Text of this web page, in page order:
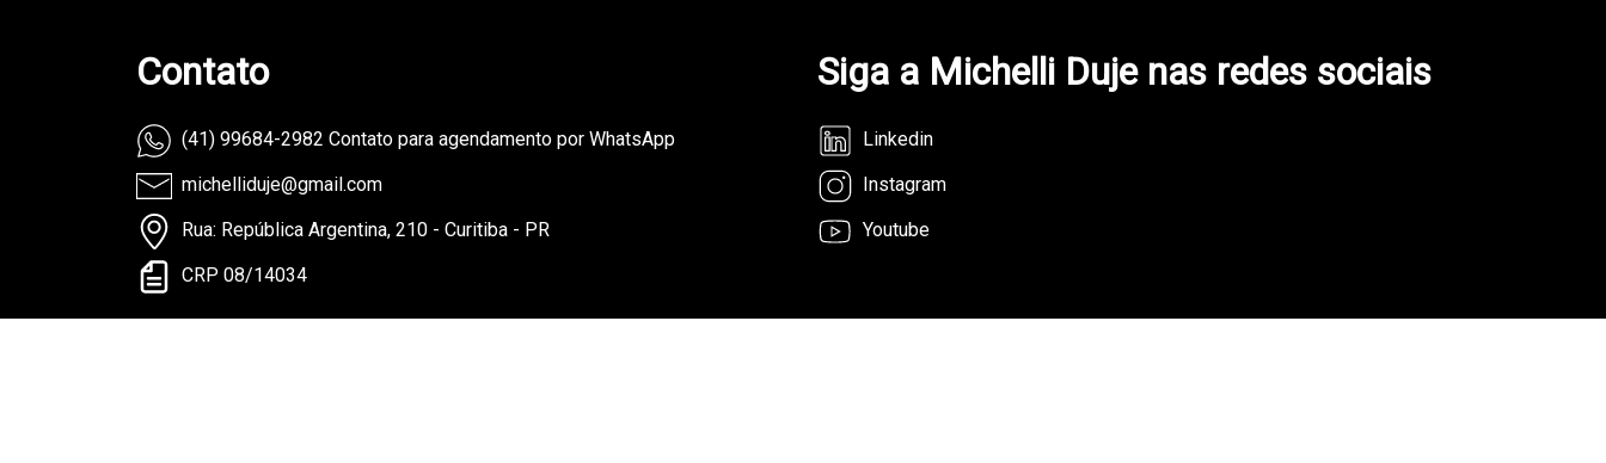
Contato
(41) 99684-2982 Contato para agendamento por WhatsApp
michelliduje@gmail.com
Rua: República Argentina, 210 - Curitiba - PR
CRP 08/14034
Siga a Michelli Duje nas redes sociais
Linkedin
Instagram
Youtube